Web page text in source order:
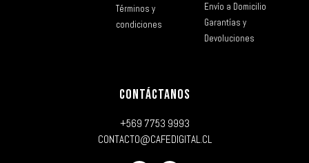
Términos y
condiciones
Envío a Domicilio
Garantías y
Devoluciones
CONTÁCTANOS
+569 7753 9993
CONTACTO@CAFEDIGITAL.CL